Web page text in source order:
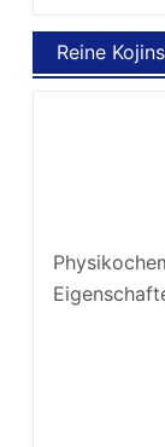
Reine